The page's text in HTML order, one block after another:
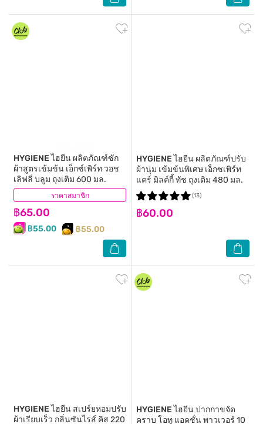
ราคาสมาชิก
HYGIENEไฮยีน ผลิตภัณฑ์ซัก
ผ้าสูตรเข้มข้น เอ็กซ์เพิร์ท วอช
เลิฟลี่ บลูม ถุงเติม 600 มล.
฿65.00
฿55.00 ฿55.00
(8)
HYGIENEไฮยีน ผลิตภัณฑ์ปรับ
ผ้านุ่ม เข้มข้นพิเศษ เอ็กซเพิร์ท
แคร์ มิลค์กี้ ทัช ถุงเติม 480 มล.
฿60.00
(13)
HYGIENEไฮยีน สเปร์ยหอมปรับ
ผ้าเรียบเร็ว กลิ่นซันไรส์ คิส 220
HYGIENEไฮยีน ปากกาขจัด
คราบ โอทู แอคชั่น พาวเวอร์ 10